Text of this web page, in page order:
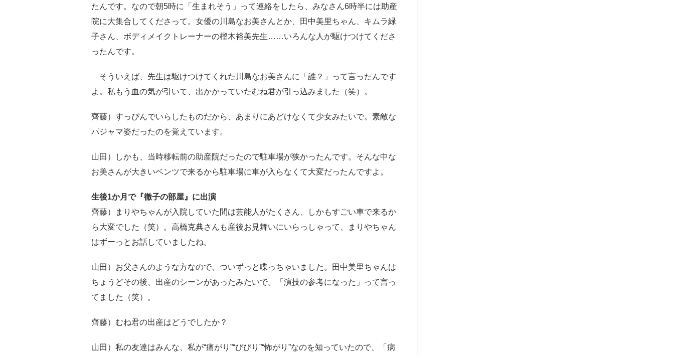
たんです。なので朝5時に「生まれそう」って連絡をしたら、みなさん6時半には助産
院に大集合してくださって。女優の川島なお美さんとか、田中美里ちゃん、キムラ緑
子さん、ボディメイクトレーナーの樫木裕美先生……いろんな人が駆けつけてくださ
ったんです。
そういえば、先生は駆けつけてくれた川島なお美さんに「誰？」って言ったんです
よ。私もう血の気が引いて、出かかっていたむね君が引っ込みました（笑）。
齊藤）すっぴんでいらしたものだから、あまりにあどけなくて少女みたいで。素敵な
パジャマ姿だったのを覚えています。
山田）しかも、当時移転前の助産院だったので駐車場が狭かったんです。そんな中な
お美さんが大きいベンツで来るから駐車場に車が入らなくて大変だったんですよ。
生後1か月で『徹子の部屋』に出演
齊藤）まりやちゃんが入院していた間は芸能人がたくさん、しかもすごい車で来るか
ら大変でした（笑）。高橋克典さんも産後お見舞いにいらっしゃって、まりやちゃん
はずーっとお話していましたね。
山田）お父さんのような方なので、ついずっと喋っちゃいました。田中美里ちゃんは
ちょうどその後、出産のシーンがあったみたいで。「演技の参考になった」って言っ
てました（笑）。
齊藤）むね君の出産はどうでしたか？
山田）私の友達はみんな、私が“痛がり”“びびり”“怖がり”なのを知っていたので、「病